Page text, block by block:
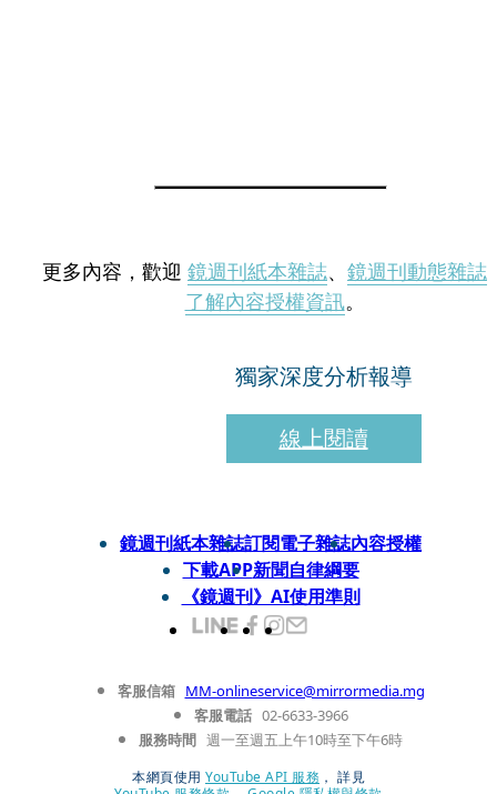
更多內容，歡迎 鏡週刊紙本雜誌、 鏡週刊動態雜誌
了解內容授權資訊。
獨家深度分析報導
線上閱讀
鏡週刊紙本雜誌訂閱電子雜誌內容授權
下載APP新聞自律綱要
《鏡週刊》AI使用準則
客服信箱 MM-onlineservice@mirrormedia.mg
客服電話 02-6633-3966
服務時間 週一至週五上午10時至下午6時
本網頁使用 YouTube API 服務 ， 詳見